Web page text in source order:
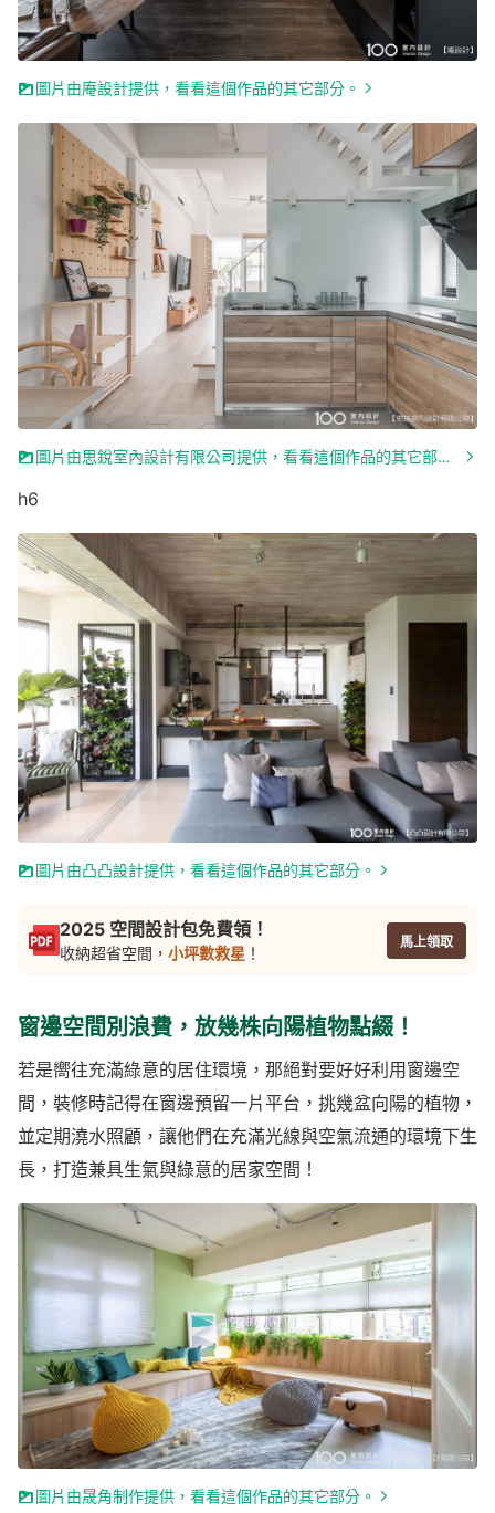
圖片由庵設計提供，看看這個作品的其它部分。
圖片由思銳室內設計有限公司提供，看看這個作品的其它部分。
h6
圖片由凸凸設計提供，看看這個作品的其它部分。
2025 空間設計包免費領！
收納超省空間， 小坪數救星 ！
馬上領取
窗邊空間別浪費，放幾株向陽植物點綴！
若是嚮往充滿綠意的居住環境，那絕對要好好利用窗邊空
間，裝修時記得在窗邊預留一片平台，挑幾盆向陽的植物，
並定期澆水照顧，讓他們在充滿光線與空氣流通的環境下生
長，打造兼具生氣與綠意的居家空間！
圖片由晟角制作提供，看看這個作品的其它部分。